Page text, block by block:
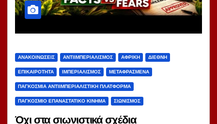
ΑΝΑΚΟΙΝΏΣΕΙΣ ΑΝΤΙΙΜΠΕΡΙΑΛΙΣΜΌΣ ΑΦΡΙΚΉ ΔΙΕΘΝΉ
ΕΠΙΚΑΙΡΌΤΗΤΑ ΙΜΠΕΡΙΑΛΙΣΜΌΣ ΜΕΤΑΦΡΑΣΜΈΝΑ
ΠΑΓΚΌΣΜΙΑ ΑΝΤΙΙΜΠΕΡΙΑΛΙΣΤΙΚΉ ΠΛΑΤΦΌΡΜΑ
ΠΑΓΚΌΣΜΙΟ ΕΠΑΝΑΣΤΑΤΙΚΌ ΚΊΝΗΜΑ ΣΙΩΝΙΣΜΌΣ
Όχι στα σιωνιστικά σχέδια